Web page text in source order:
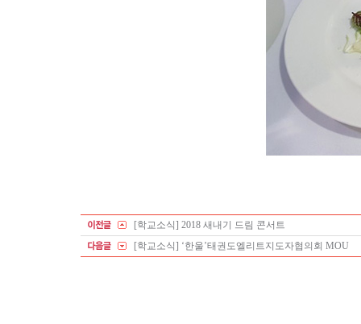
[학교소식] 2018 새내기 드림 콘서트
[학교소식] ‘한울’태권도엘리트지도자협의회 MOU